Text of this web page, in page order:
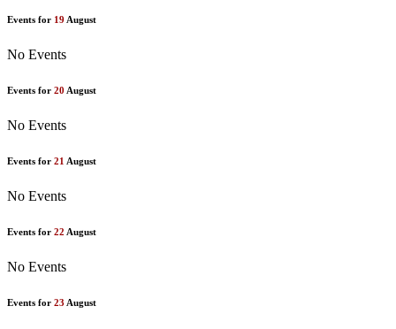
Events for 19 August
No Events
Events for 20 August
No Events
Events for 21 August
No Events
Events for 22 August
No Events
Events for 23 August